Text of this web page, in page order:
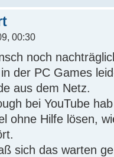
00:30
noch
der PC Games
aus dem Netz.
bei YouTube
ohne Hilfe lösen,
sich das warten